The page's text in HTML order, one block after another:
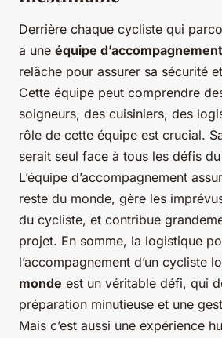
Derrière chaque cycliste qui
a une équipe d’accompagnement
relâche pour assurer sa sécurité
Cette équipe peut comprendre
soigneurs, des cuisiniers, des
rôle de cette équipe est crucial.
serait seul face à tous les défis
L’équipe d’accompagnement
reste du monde, gère les
du cycliste, et contribue
projet. En somme, la logistique
l’accompagnement d’un cycliste
monde est un véritable défi, qui
préparation minutieuse et une
Mais c’est aussi une expérience